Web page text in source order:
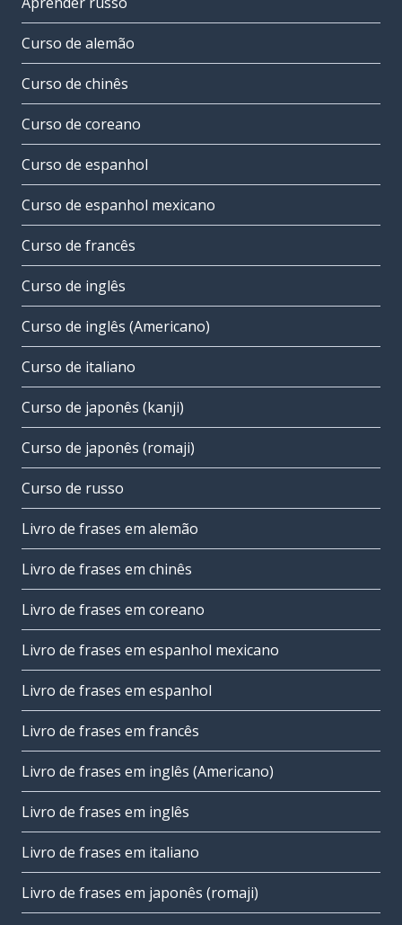
Curso de alemão
Curso de chinês
Curso de coreano
Curso de espanhol
Curso de espanhol mexicano
Curso de francês
Curso de inglês
Curso de inglês (Americano)
Curso de italiano
Curso de japonês (kanji)
Curso de japonês (romaji)
Curso de russo
Livro de frases em alemão
Livro de frases em chinês
Livro de frases em coreano
Livro de frases em espanhol mexicano
Livro de frases em espanhol
Livro de frases em francês
Livro de frases em inglês (Americano)
Livro de frases em inglês
Livro de frases em italiano
Livro de frases em japonês (romaji)